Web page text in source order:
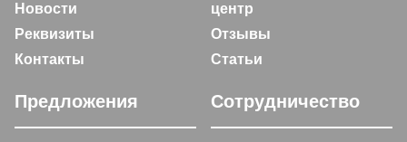
Новости
Реквизиты
Контакты
центр
Отзывы
Статьи
Предложения Сотрудничество